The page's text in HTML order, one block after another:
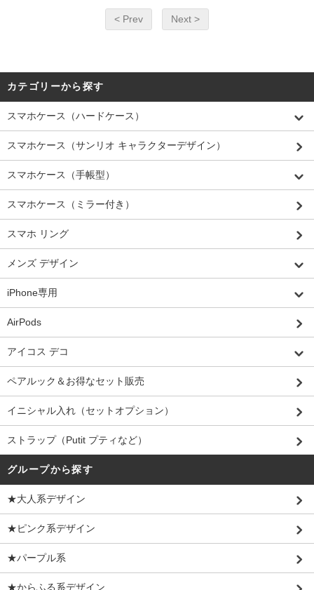
< Prev Next >
カテゴリーから探す
スマホケース（ハードケース）
スマホケース（サンリオ キャラクターデザイン）
スマホケース（手帳型）
スマホケース（ミラー付き）
スマホ リング
メンズ デザイン
iPhone専用
AirPods
アイコス デコ
ペアルック＆お得なセット販売
イニシャル入れ（セットオプション）
ストラップ（Putit プティなど）
グループから探す
★大人系デザイン
★ピンク系デザイン
★パープル系
★からふる系デザイン